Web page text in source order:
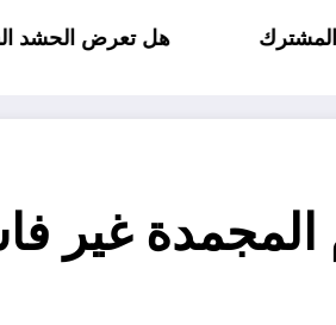
هل تعرض الحشد الشعبي
المجمدة غير